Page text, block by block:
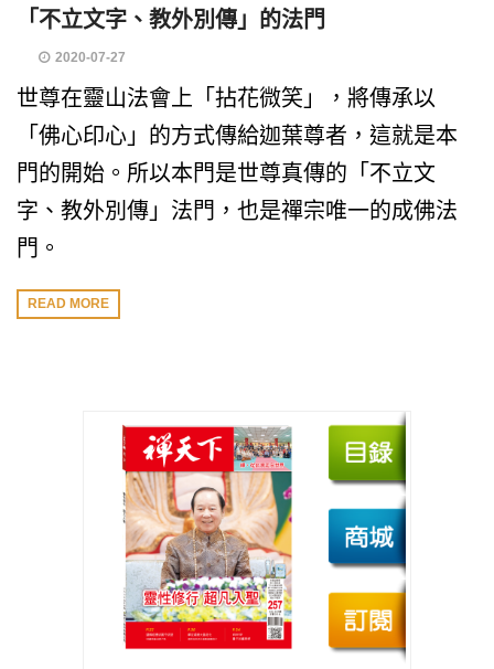
「不立文字、教外別傳」的法門
2020-07-27
世尊在靈山法會上「拈花微笑」，將傳承以
「佛心印心」的方式傳給迦葉尊者，這就是本
門的開始。所以本門是世尊真傳的「不立文
字、教外別傳」法門，也是禪宗唯一的成佛法
門。
READ MORE